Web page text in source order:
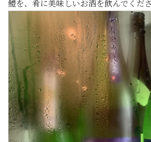
鱧を、肴に美味しいお酒を飲んでくだ